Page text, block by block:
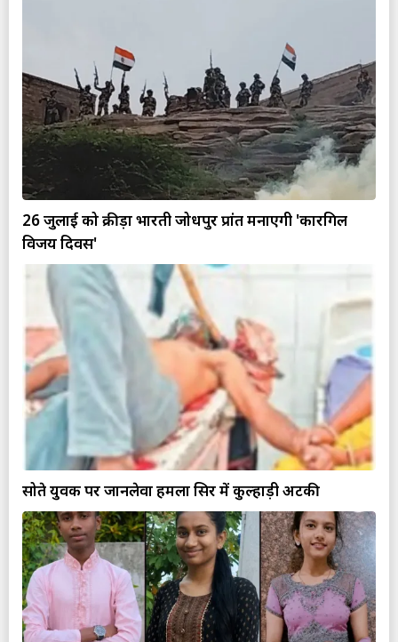
26 जुलाई को क्रीड़ा भारती जोधपुर प्रांत मनाएगी 'कारगिल
विजय दिवस'
सोते युवक पर जानलेवा हमला सिर में कुल्हाड़ी अटकी